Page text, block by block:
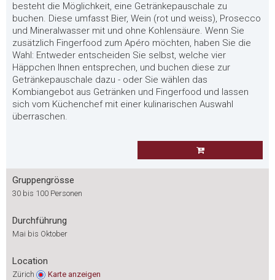
besteht die Möglichkeit, eine Getränkepauschale zu
buchen. Diese umfasst Bier, Wein (rot und weiss), Prosecco
und Mineralwasser mit und ohne Kohlensäure. Wenn Sie
zusätzlich Fingerfood zum Apéro möchten, haben Sie die
Wahl: Entweder entscheiden Sie selbst, welche vier
Häppchen Ihnen entsprechen, und buchen diese zur
Getränkepauschale dazu - oder Sie wählen das
Kombiangebot aus Getränken und Fingerfood und lassen
sich vom Küchenchef mit einer kulinarischen Auswahl
überraschen.
Gruppengrösse
30 bis 100 Personen
Durchführung
Mai bis Oktober
Location
Zürich Karte anzeigen